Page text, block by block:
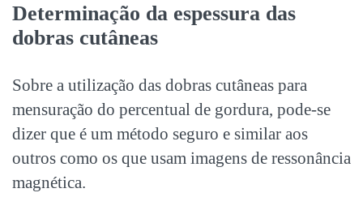
Determinação da espessura das
dobras cutâneas
Sobre a utilização das dobras cutâneas para
mensuração do percentual de gordura, pode-se
dizer que é um método seguro e similar aos
outros como os que usam imagens de ressonância
magnética.